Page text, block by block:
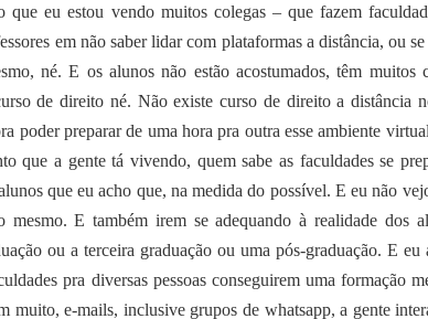
que eu estou vendo muitos colegas – que fazem
em não saber lidar com plataformas a distância, ou
né. E os alunos não estão acostumados, têm
de direito né. Não existe curso de direito a distância
poder preparar de uma hora pra outra esse ambiente
que a gente tá vivendo, quem sabe as faculdades se
que eu acho que, na medida do possível. E eu não
mesmo. E também irem se adequando à realidade
ou a terceira graduação ou uma pós-graduação. E
pra diversas pessoas conseguirem uma formação
muito, e-mails, inclusive grupos de whatsapp, a gente